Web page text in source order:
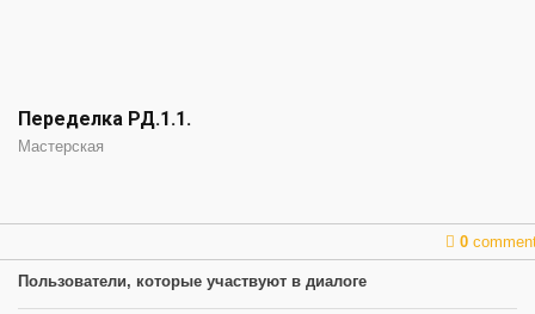
Переделка РД.1.1.
Мастерская
0
Пользователи, которые участвуют в диалоге